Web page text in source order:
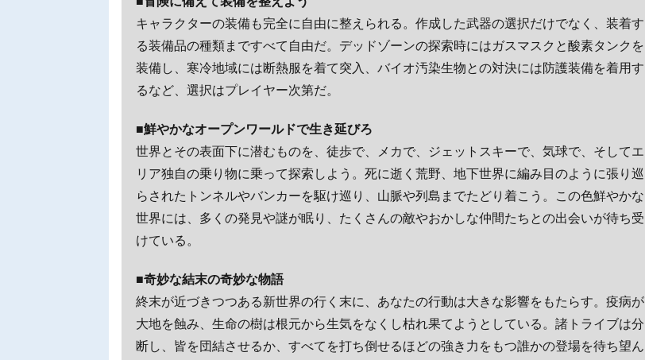
キャラクターの装備も完全に自由に整えられる。作成した武器の選択だけでなく、装着す
る装備品の種類まですべて自由だ。デッドゾーンの探索時にはガスマスクと酸素タンクを
装備し、寒冷地域には断熱服を着て突入、バイオ汚染生物との対決には防護装備を着用す
るなど、選択はプレイヤー次第だ。
■鮮やかなオープンワールドで生き延びろ
世界とその表面下に潜むものを、徒歩で、メカで、ジェットスキーで、気球で、そしてエ
リア独自の乗り物に乗って探索しよう。死に逝く荒野、地下世界に編み目のように張り巡
らされたトンネルやバンカーを駆け巡り、山脈や列島までたどり着こう。この色鮮やかな
世界には、多くの発見や謎が眠り、たくさんの敵やおかしな仲間たちとの出会いが待ち受
けている。
■奇妙な結末の奇妙な物語
終末が近づきつつある新世界の行く末に、あなたの行動は大きな影響をもたらす。疫病が
大地を蝕み、生命の樹は根元から生気をなくし枯れ果てようとしている。諸トライブは分
断し、皆を団結させるか、すべてを打ち倒せるほどの強き力をもつ誰かの登場を待ち望ん